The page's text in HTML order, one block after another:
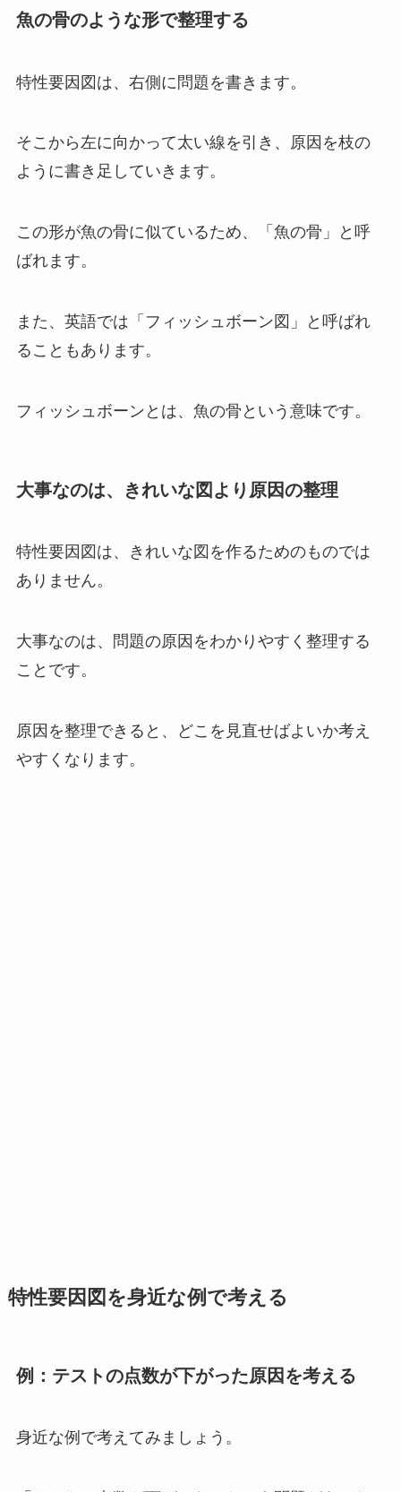
魚の骨のような形で整理する
特性要因図は、右側に問題を書きます。
そこから左に向かって太い線を引き、原因を枝の
ように書き足していきます。
この形が魚の骨に似ているため、「魚の骨」と呼
ばれます。
また、英語では「フィッシュボーン図」と呼ばれ
ることもあります。
フィッシュボーンとは、魚の骨という意味です。
大事なのは、きれいな図より原因の整理
特性要因図は、きれいな図を作るためのものでは
ありません。
大事なのは、問題の原因をわかりやすく整理する
ことです。
原因を整理できると、どこを見直せばよいか考え
やすくなります。
特性要因図を身近な例で考える
例：テストの点数が下がった原因を考える
身近な例で考えてみましょう。